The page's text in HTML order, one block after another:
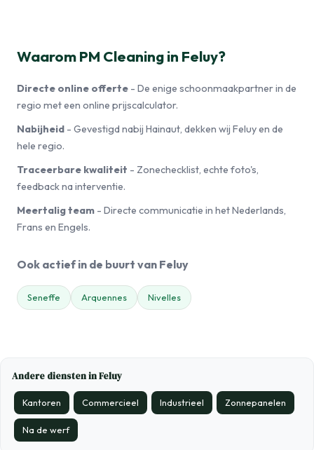
Waarom PM Cleaning in Feluy?
Directe online offerte - De enige schoonmaakpartner in de
regio met een online prijscalculator.
Nabijheid - Gevestigd nabij Hainaut, dekken wij Feluy en de
hele regio.
Traceerbare kwaliteit - Zonechecklist, echte foto's,
feedback na interventie.
Meertalig team - Directe communicatie in het Nederlands,
Frans en Engels.
Ook actief in de buurt van Feluy
Seneffe Arquennes Nivelles
Andere diensten in Feluy
Kantoren Commercieel Industrieel Zonnepanelen
Na de werf